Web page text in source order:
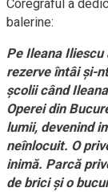
Coregraful a
balerine:
Pe Ileana
rezerve întâi și-
școlii când
Operei din
lumii, devenind
neînlocuit. O
inimă. Parcă
de brici și o